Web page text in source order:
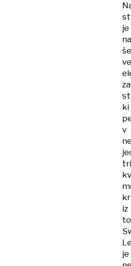
je
še
ki
v
iz
je